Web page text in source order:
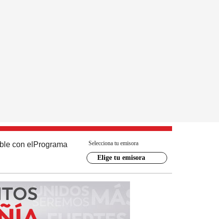
con el Programa Selecciona tu emisora
Elige tu emisora